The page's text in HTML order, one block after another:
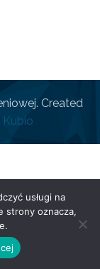
Created
Kubio
usługi na
strony oznacza,